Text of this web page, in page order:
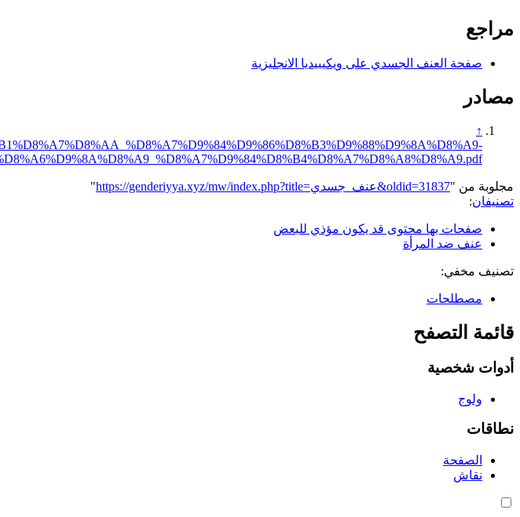
مراجع
صفحة العنف الجسدي على ويكيبيديا الانجليزية
مصادر
↑
مجلوبة من "https://genderiyya.xyz/mw/index.php?title=عنف_جسدي&oldid=31837
"
تصنيفان:
صفحات بها محتوى قد يكون مؤذي للبعض
عنف ضد المرأة
تصنيف مخفي:
مصطلحات
قائمة التصفح
أدوات شخصية
ولوج
نطاقات
الصفحة
نقاش